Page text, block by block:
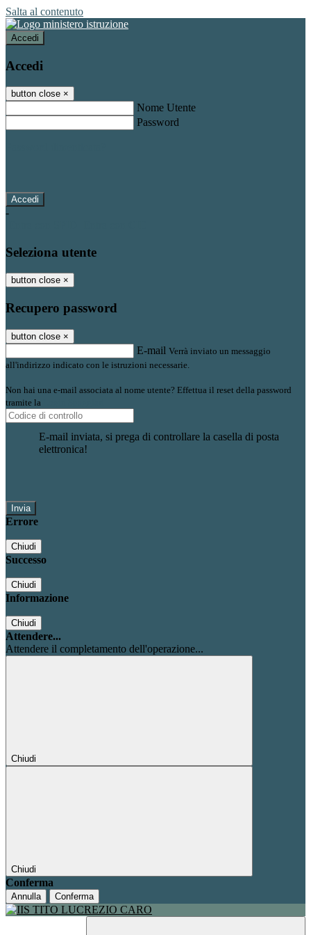
Salta al contenuto
Accedi
Accedi
button close ×
Nome Utente
Password
-
Seleziona utente
button close ×
Recupero password
button close ×
E-mail Verrà inviato un messaggio
all'indirizzo indicato con le istruzioni necessarie.
Non hai una e-mail associata al nome utente? Effettua il reset della password
tramite la
E-mail inviata, si prega di controllare la casella di posta
elettronica!
Errore
Chiudi
Successo
Chiudi
Informazione
Chiudi
Attendere...
Attendere il completamento dell'operazione...
Chiudi
Chiudi
Conferma
Annulla Conferma